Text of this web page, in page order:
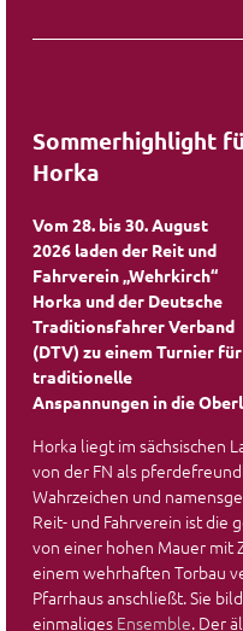
Sommerhighlight
Horka
Vom 28. bis 30. August
2026 laden der Reit und
Fahrverein „Wehrkirch“
Horka und der Deutsche
Traditionsfahrer Verband
(DTV) zu einem Turnier für
traditionelle
Anspannungen in die
Horka liegt im sächsischen
von der FN als
Wahrzeichen und
Reit- und Fahrverein ist die
von einer hohen Mauer mit
einem wehrhaften Torbau
Pfarrhaus anschließt. Sie
einmaliges Ensemble. Der